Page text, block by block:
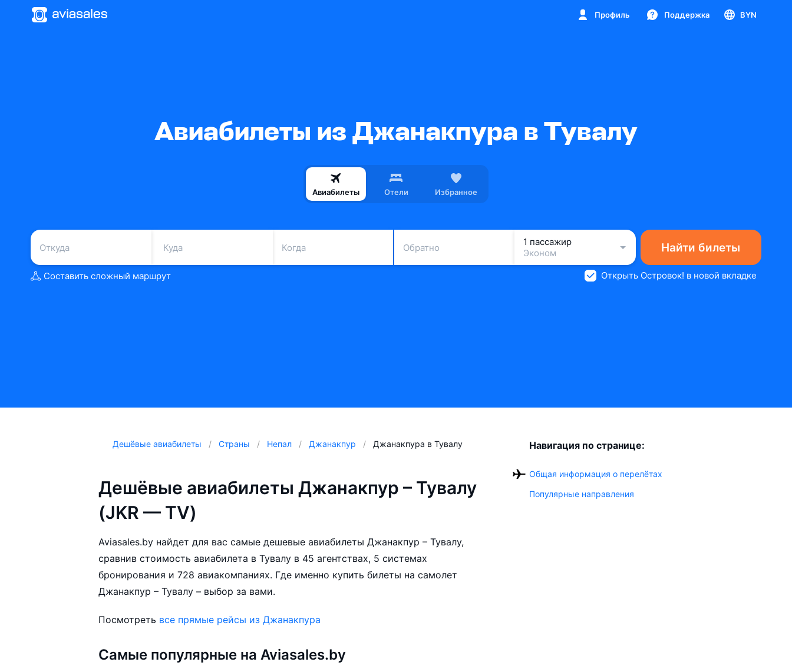
Профиль Поддержка BYN
Авиабилеты из Джанакпура в Тувалу
Авиабилеты Отели Избранное
Когда Обратно
1 пассажир
Эконом
Найти билеты
Составить сложный маршрут Открыть Островок! в новой вкладке
Дешёвые авиабилеты Страны Непал Джанакпур Джанакпура в Тувалу
Дешёвые авиабилеты Джанакпур – Тувалу
(JKR — TV)
Aviasales.by найдет для вас самые дешевые авиабилеты Джанакпур – Тувалу,
сравнив стоимость авиабилета в Тувалу в 45 агентствах, 5 системах
бронирования и 728 авиакомпаниях. Где именно купить билеты на самолет
Джанакпур – Тувалу – выбор за вами.
Посмотреть все прямые рейсы из Джанакпура
Самые популярные на Aviasales.by
Навигация по странице:
Общая информация о перелётах
Популярные направления